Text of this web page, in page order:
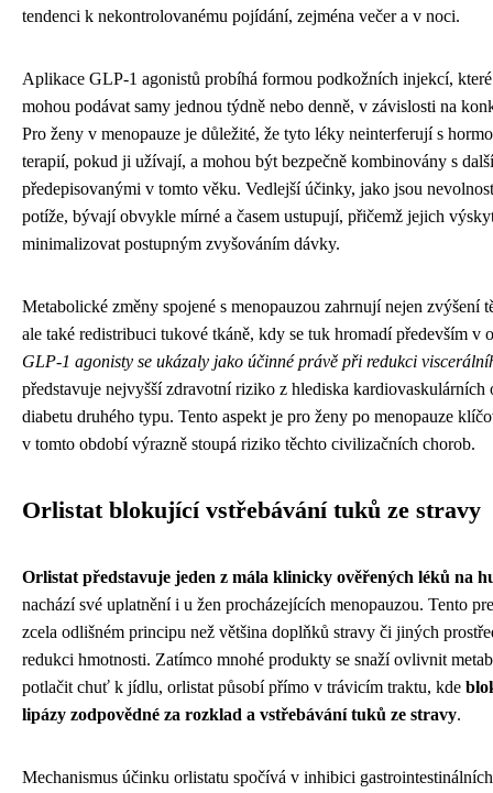
tendenci k nekontrolovanému pojídání, zejména večer a v noci.
Aplikace GLP-1 agonistů probíhá formou podkožních injekcí,
mohou podávat samy jednou týdně nebo denně, v závislosti na
Pro ženy v menopauze je důležité, že tyto léky neinterferují s
terapií, pokud ji užívají, a mohou být bezpečně kombinovány s
předepisovanými v tomto věku. Vedlejší účinky, jako jsou
potíže, bývají obvykle mírné a časem ustupují, přičemž jejich
minimalizovat postupným zvyšováním dávky.
Metabolické změny spojené s menopauzou zahrnují nejen zvýšení
ale také redistribuci tukové tkáně, kdy se tuk hromadí především v
GLP-1 agonisty se ukázaly jako účinné právě při redukci
představuje nejvyšší zdravotní riziko z hlediska kardiovaskulárních
diabetu druhého typu. Tento aspekt je pro ženy po menopauze
v tomto období výrazně stoupá riziko těchto civilizačních chorob.
Orlistat blokující vstřebávání tuků ze stravy
Orlistat představuje jeden z mála klinicky ověřených léků na
nachází své uplatnění i u žen procházejících menopauzou. Tento
zcela odlišném principu než většina doplňků stravy či jiných
redukci hmotnosti. Zatímco mnohé produkty se snaží ovlivnit
potlačit chuť k jídlu, orlistat působí přímo v trávicím traktu, kde
lipázy zodpovědné za rozklad a vstřebávání tuků ze stravy.
Mechanismus účinku orlistatu spočívá v inhibici